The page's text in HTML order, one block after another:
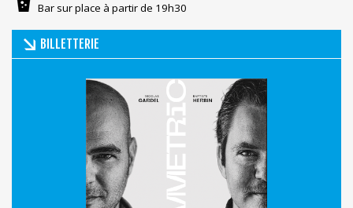
Bar sur place à partir de 19h30
BILLETTERIE